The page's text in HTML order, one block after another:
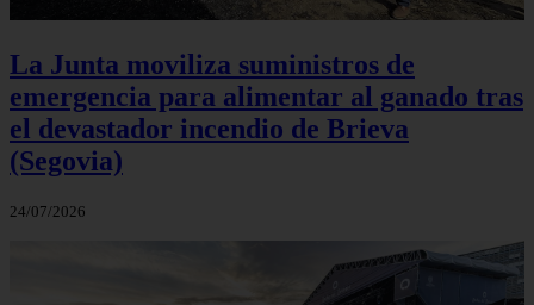
La Junta moviliza suministros de
emergencia para alimentar al ganado tras
el devastador incendio de Brieva
(Segovia)
24/07/2026